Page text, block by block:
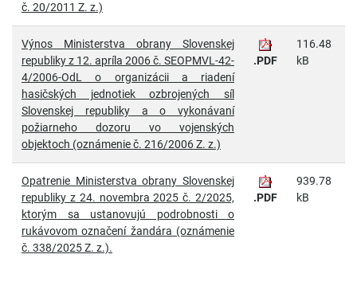
č. 20/2011 Z. z.)
Výnos Ministerstva obrany Slovenskej
republiky z 12. apríla 2006 č. SEOPMVL-42-
4/2006-OdL o organizácii a riadení
hasičských jednotiek ozbrojených síl
Slovenskej republiky a o vykonávaní
požiarneho dozoru vo vojenských
objektoch (oznámenie č. 216/2006 Z. z.)
.PDF
116.48
kB
Opatrenie Ministerstva obrany Slovenskej
republiky z 24. novembra 2025 č. 2/2025,
ktorým sa ustanovujú podrobnosti o
rukávovom označení žandára (oznámenie
č. 338/2025 Z. z.).
.PDF
939.78
kB